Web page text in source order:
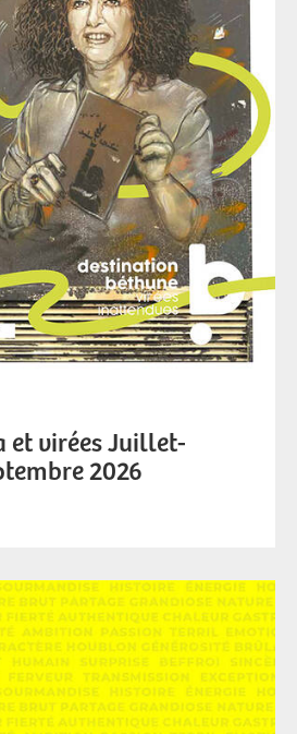
et virées Juillet-
2026